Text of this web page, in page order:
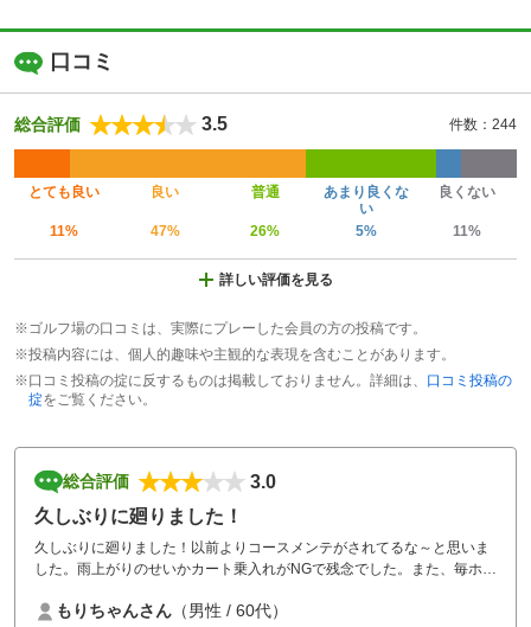
口コミ
総合評価 3.5 件数：244
とても良い 良い 普通
あまり良くな
い
良くない
11% 47% 26% 5% 11%
詳しい評価を見る
※ゴルフ場の口コミは、実際にプレーした会員の方の投稿です。
※投稿内容には、個人的趣味や主観的な表現を含むことがあります。
※口コミ投稿の掟に反するものは掲載しておりません。詳細は、 口コミ投稿の
掟をご覧ください。
総合評価
3.0
久しぶりに廻りました！
久しぶりに廻りました！以前よりコースメンテがされてるな～と思いま
した。雨上がりのせいかカート乗入れがNGで残念でした。また、毎ホー
もりちゃんさん （男性 / 60代）